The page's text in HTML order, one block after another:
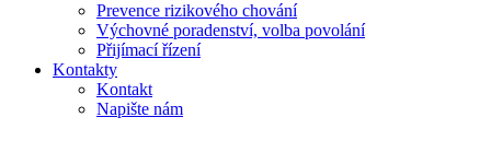
Prevence rizikového chování
Výchovné poradenství, volba povolání
Přijímací řízení
Kontakty
Kontakt
Napište nám